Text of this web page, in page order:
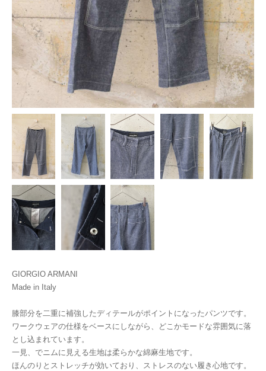
GIORGIO ARMANI
Made in Italy
膝部分を二重に補強したディテールがポイントになったパンツです。
ワークウェアの仕様をベースにしながら、どこかモードな雰囲気に落
とし込まれています。
一見、でニムに見える生地は柔らかな綿麻生地です。
ほんのりとストレッチが効いており、ストレスのない履き心地です。